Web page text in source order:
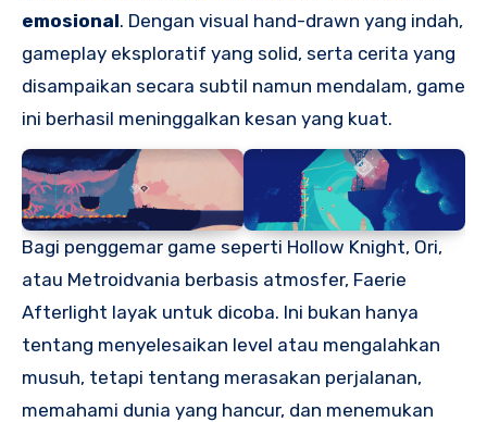
emosional. Dengan visual hand-drawn yang indah,
gameplay eksploratif yang solid, serta cerita yang
disampaikan secara subtil namun mendalam, game
ini berhasil meninggalkan kesan yang kuat.
Bagi penggemar game seperti Hollow Knight, Ori,
atau Metroidvania berbasis atmosfer, Faerie
Afterlight layak untuk dicoba. Ini bukan hanya
tentang menyelesaikan level atau mengalahkan
musuh, tetapi tentang merasakan perjalanan,
memahami dunia yang hancur, dan menemukan